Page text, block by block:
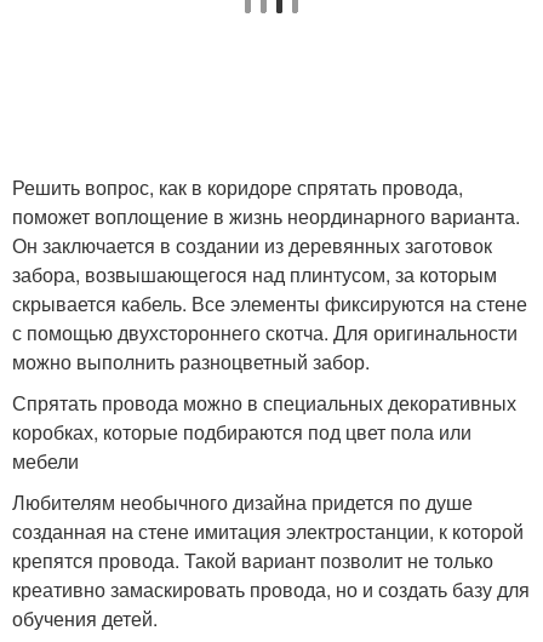
Решить вопрос, как в коридоре спрятать провода,
поможет воплощение в жизнь неординарного варианта.
Он заключается в создании из деревянных заготовок
забора, возвышающегося над плинтусом, за которым
скрывается кабель. Все элементы фиксируются на стене
с помощью двухстороннего скотча. Для оригинальности
можно выполнить разноцветный забор.
Спрятать провода можно в специальных декоративных
коробках, которые подбираются под цвет пола или
мебели
Любителям необычного дизайна придется по душе
созданная на стене имитация электростанции, к которой
крепятся провода. Такой вариант позволит не только
креативно замаскировать провода, но и создать базу для
обучения детей.